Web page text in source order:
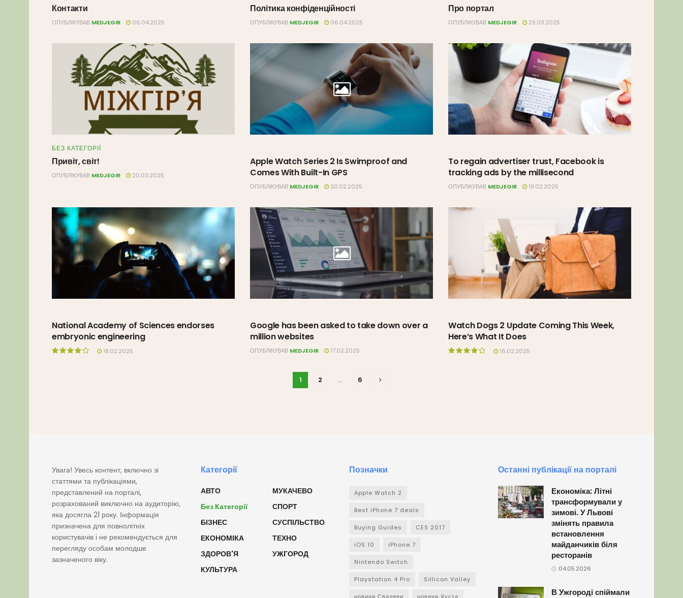
Контакти
ОПУБЛІКУВАВ MEDJEGIR 06.04.2025
Політика конфіденційності
ОПУБЛІКУВАВ MEDJEGIR 06.04.2025
Про портал
ОПУБЛІКУВАВ MEDJEGIR 29.03.2025
БЕЗ КАТЕГОРІЇ
Привіт, світ!
ОПУБЛІКУВАВ MEDJEGIR 20.03.2025
Apple Watch Series 2 Is Swimproof and
Comes With Built-In GPS
ОПУБЛІКУВАВ MEDJEGIR 20.02.2025
To regain advertiser trust, Facebook is
tracking ads by the millisecond
ОПУБЛІКУВАВ MEDJEGIR 19.02.2025
National Academy of Sciences endorses
embryonic engineering
18.02.2025
Google has been asked to take down over a
million websites
ОПУБЛІКУВАВ MEDJEGIR 17.02.2025
Watch Dogs 2 Update Coming This Week,
Here’s What It Does
16.02.2025
1 2 … 6
Увага! Увесь контент, включно зі
статтями та публікаціями,
представлений на порталі,
розрахований виключно на аудиторію,
яка досягла 21 року. Інформація
призначена для повнолітніх
користувачів і не рекомендується для
перегляду особам молодше
зазначеного віку.
Категорії
АВТО
Без Категорії
БІЗНЕС
ЕКОНОМІКА
ЗДОРОВ'Я
КУЛЬТУРА
МУКАЧЕВО
СПОРТ
СУСПІЛЬСТВО
ТЕХНО
УЖГОРОД
Позначки
Apple Watch 2
Best iPhone 7 deals
Buying Guides CES 2017
iOS 10 iPhone 7
Nintendo Switch
Playstation 4 Pro Sillicon Valley
Останні публікації на порталі
Економіка: Літні
трансформували у
зимові. У Львові
змінять правила
встановлення
майданчиків біля
ресторанів
04.05.2026
В Ужгороді спіймали